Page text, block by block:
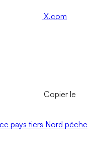
X.com
Copier le
pays tiers Nord pêche